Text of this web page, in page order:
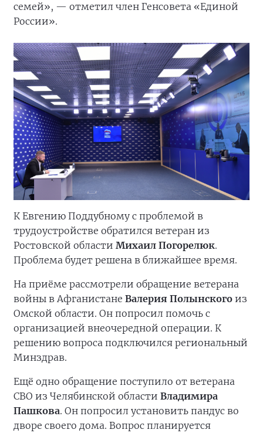
семей», — отметил член Генсовета «Единой
России».
К Евгению Поддубному с проблемой в
трудоустройстве обратился ветеран из
Ростовской области Михаил Погорелюк.
Проблема будет решена в ближайшее время.
На приёме рассмотрели обращение ветерана
войны в Афганистане Валерия Полынского из
Омской области. Он попросил помочь с
организацией внеочередной операции. К
решению вопроса подключился региональный
Минздрав.
Ещё одно обращение поступило от ветерана
СВО из Челябинской области Владимира
Пашкова. Он попросил установить пандус во
дворе своего дома. Вопрос планируется